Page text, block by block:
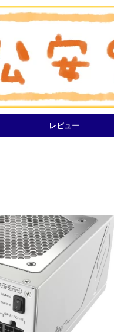
レビュー